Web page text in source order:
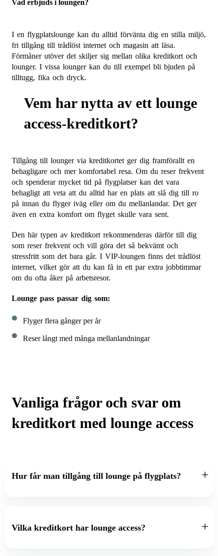
Vad erbjuds i loungen?
I en flygplatslounge kan du alltid förvänta dig en stilla miljö,
fri tillgång till trådlöst internet och magasin att läsa.
Förmåner utöver det skiljer sig mellan olika kreditkort och
lounger. I vissa lounger kan du till exempel bli bjuden på
tilltugg, fika och dryck.
Vem har nytta av ett lounge
access-kreditkort?
Tillgång till lounger via kreditkortet ger dig framförallt en
behagligare och mer komfortabel resa. Om du reser frekvent
och spenderar mycket tid på flygplatser kan det vara
behagligt att veta att du alltid har en plats att slå dig till ro
på innan du flyger iväg eller om du mellanlandar. Det ger
även en extra komfort om flyget skulle vara sent.
Den här typen av kreditkort rekommenderas därför till dig
som reser frekvent och vill göra det så bekvämt och
stressfritt som det bara går. I VIP-loungen finns det trådlöst
internet, vilket gör att du kan få in ett par extra jobbtimmar
om du ofta åker på arbetsresor.
Lounge pass passar dig som:
Flyger flera gånger per år
Reser långt med många mellanlandningar
Vanliga frågor och svar om
kreditkort med lounge access
Hur får man tillgång till lounge på flygplats?
Vilka kreditkort har lounge access?